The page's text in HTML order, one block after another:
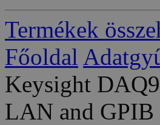
Termékek
Főoldal
Keysight
LAN and GPIB